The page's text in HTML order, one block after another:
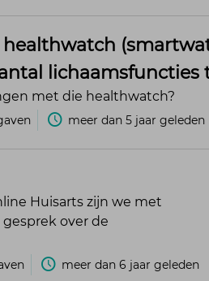
healthwatch
met die healthwatch?
meer dan 5 jaar geleden
Huisarts zijn we met
over de
meer dan 6 jaar geleden